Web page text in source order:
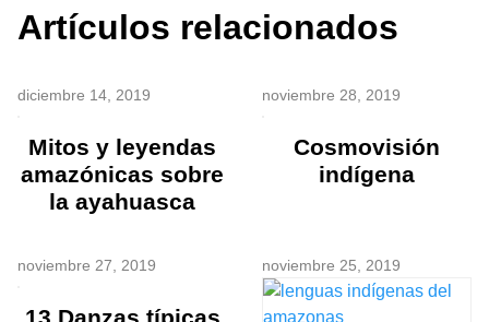
Artículos relacionados
diciembre 14, 2019
Mitos y leyendas
amazónicas sobre
la ayahuasca
noviembre 28, 2019
Cosmovisión
indígena
noviembre 27, 2019 noviembre 25, 2019